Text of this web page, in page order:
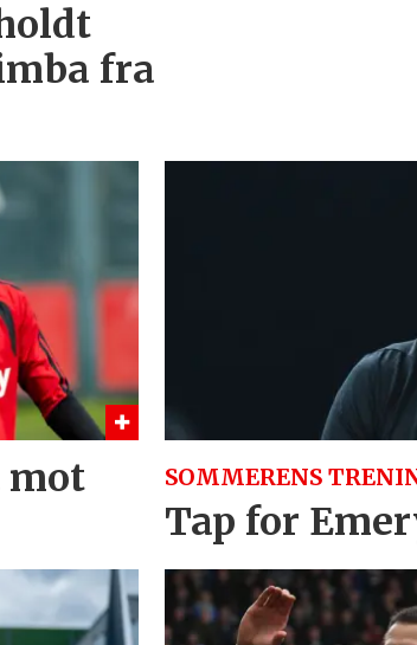
fra
mot
SOMMERENS
Tap for